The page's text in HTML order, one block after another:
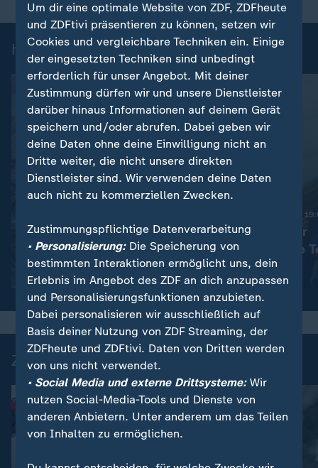
heute 19:00 Uhr: Einzelbeiträge
Nachrichten | heute 19:00 Uhr:
Viele Tote in der Ukraine
Nachrichten | heute
Haftstrafen für
rechtsextreme
Video
Zuletzt auf ZDFheute veröffentlicht
Um dir eine optimale Website von ZDF, ZDFheute
und ZDFtivi präsentieren zu können, setzen wir
Cookies und vergleichbare Techniken ein. Einige
der eingesetzten Techniken sind unbedingt
erforderlich für unser Angebot. Mit deiner
Zustimmung dürfen wir und unsere Dienstleister
darüber hinaus Informationen auf deinem Gerät
speichern und/oder abrufen. Dabei geben wir
deine Daten ohne deine Einwilligung nicht an
Dritte weiter, die nicht unsere direkten
Dienstleister sind. Wir verwenden deine Daten
auch nicht zu kommerziellen Zwecken.
Zustimmungspflichtige Datenverarbeitung
• Personalisierung:Die Speicherung von
bestimmten Interaktionen ermöglicht uns, dein
Erlebnis im Angebot des ZDF an dich anzupassen
und Personalisierungsfunktionen anzubieten.
Dabei personalisieren wir ausschließlich auf
Basis deiner Nutzung von ZDF Streaming, der
ZDFheute und ZDFtivi. Daten von Dritten werden
von uns nicht verwendet.
• Social Media und externe Drittsysteme:Wir
nutzen Social-Media-Tools und Dienste von
anderen Anbietern. Unter anderem um das Teilen
von Inhalten zu ermöglichen.